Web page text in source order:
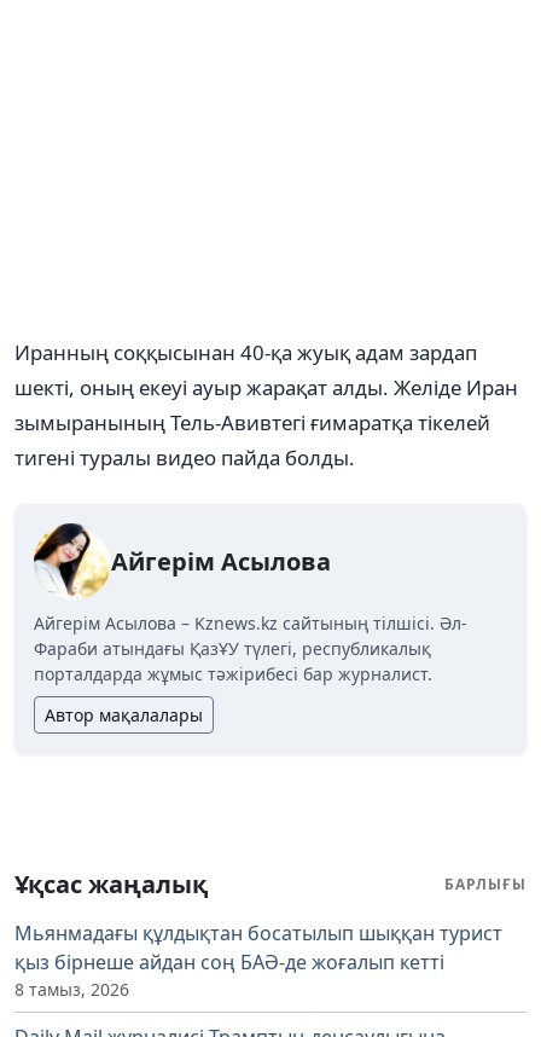
Иранның соққысынан 40-қа жуық адам зардап
шекті, оның екеуі ауыр жарақат алды. Желіде Иран
зымыранының Тель-Авивтегі ғимаратқа тікелей
тигені туралы видео пайда болды.
Айгерім Асылова
Айгерім Асылова – Kznews.kz сайтының тілшісі. Әл-
Фараби атындағы ҚазҰУ түлегі, республикалық
порталдарда жұмыс тәжірибесі бар журналист.
Автор мақалалары
Ұқсас жаңалық БАРЛЫҒЫ
Мьянмадағы құлдықтан босатылып шыққан турист
қыз бірнеше айдан соң БАӘ-де жоғалып кетті
8 тамыз, 2026